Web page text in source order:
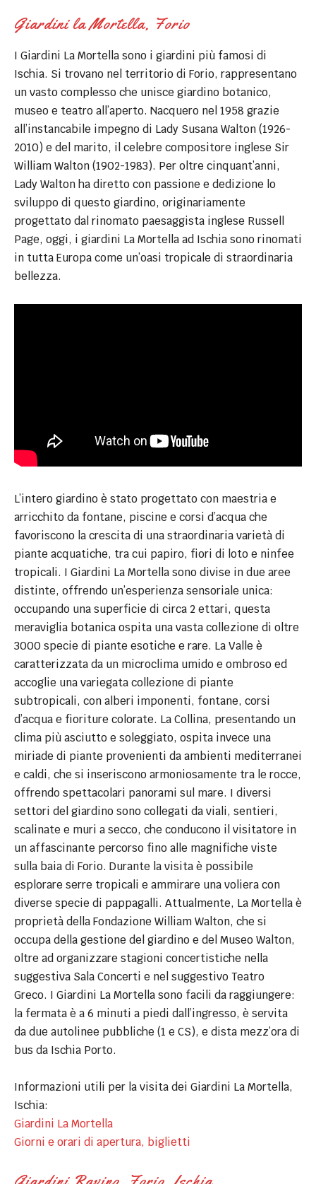
Giardini la Mortella, Forio
I Giardini La Mortella sono i giardini più famosi di
Ischia. Si trovano nel territorio di Forio, rappresentano
un vasto complesso che unisce giardino botanico,
museo e teatro all’aperto. Nacquero nel 1958 grazie
all’instancabile impegno di Lady Susana Walton (1926-
2010) e del marito, il celebre compositore inglese Sir
William Walton (1902-1983). Per oltre cinquant’anni,
Lady Walton ha diretto con passione e dedizione lo
sviluppo di questo giardino, originariamente
progettato dal rinomato paesaggista inglese Russell
Page, oggi, i giardini La Mortella ad Ischia sono rinomati
in tutta Europa come un’oasi tropicale di straordinaria
bellezza.
L’intero giardino è stato progettato con maestria e
arricchito da fontane, piscine e corsi d’acqua che
favoriscono la crescita di una straordinaria varietà di
piante acquatiche, tra cui papiro, fiori di loto e ninfee
tropicali. I Giardini La Mortella sono divise in due aree
distinte, offrendo un’esperienza sensoriale unica:
occupando una superficie di circa 2 ettari, questa
meraviglia botanica ospita una vasta collezione di oltre
3000 specie di piante esotiche e rare. La Valle è
caratterizzata da un microclima umido e ombroso ed
accoglie una variegata collezione di piante
subtropicali, con alberi imponenti, fontane, corsi
d’acqua e fioriture colorate. La Collina, presentando un
clima più asciutto e soleggiato, ospita invece una
miriade di piante provenienti da ambienti mediterranei
e caldi, che si inseriscono armoniosamente tra le rocce,
offrendo spettacolari panorami sul mare. I diversi
settori del giardino sono collegati da viali, sentieri,
scalinate e muri a secco, che conducono il visitatore in
un affascinante percorso fino alle magnifiche viste
sulla baia di Forio. Durante la visita è possibile
esplorare serre tropicali e ammirare una voliera con
diverse specie di pappagalli. Attualmente, La Mortella è
proprietà della Fondazione William Walton, che si
occupa della gestione del giardino e del Museo Walton,
oltre ad organizzare stagioni concertistiche nella
suggestiva Sala Concerti e nel suggestivo Teatro
Greco. I Giardini La Mortella sono facili da raggiungere:
la fermata è a 6 minuti a piedi dall’ingresso, è servita
da due autolinee pubbliche (1 e CS), e dista mezz’ora di
bus da Ischia Porto.
Informazioni utili per la visita dei Giardini La Mortella,
Ischia:
Giardini La Mortella
Giorni e orari di apertura, biglietti